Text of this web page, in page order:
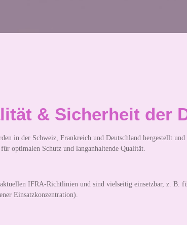
& Sicherheit der
in der Schweiz, Frankreich und Deutschland hergestellt
optimalen Schutz und langanhaltende Qualität.
IFRA-Richtlinien und sind vielseitig einsetzbar, z. B.
Einsatzkonzentration).